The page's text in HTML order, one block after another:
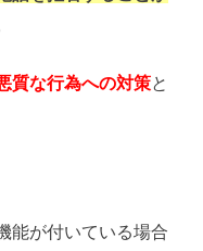
質な行為への対策と
能が付いている場合